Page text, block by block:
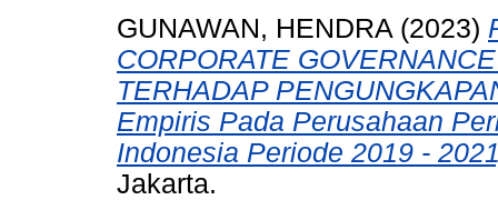
GUNAWAN, HENDRA (2023)
CORPORATE
TERHADAP
Empiris Pada Perusahaan
Indonesia Periode 2019 -
Jakarta.